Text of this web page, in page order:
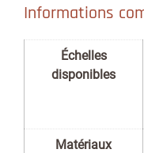
Informations
Échelles
disponibles
Matériaux